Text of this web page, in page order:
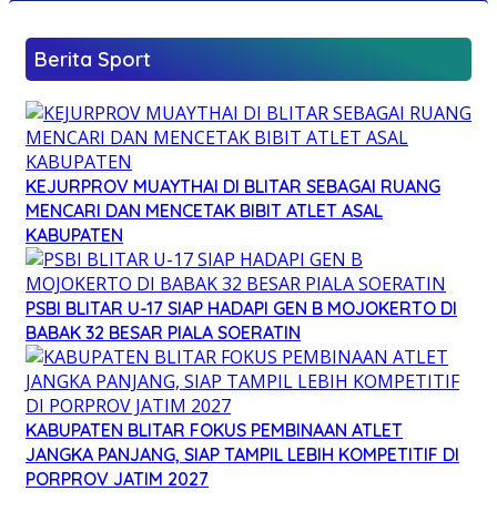
Berita Sport
KEJURPROV MUAYTHAI DI BLITAR SEBAGAI RUANG
MENCARI DAN MENCETAK BIBIT ATLET ASAL
KABUPATEN
PSBI BLITAR U-17 SIAP HADAPI GEN B MOJOKERTO DI
BABAK 32 BESAR PIALA SOERATIN
KABUPATEN BLITAR FOKUS PEMBINAAN ATLET
JANGKA PANJANG, SIAP TAMPIL LEBIH KOMPETITIF DI
PORPROV JATIM 2027